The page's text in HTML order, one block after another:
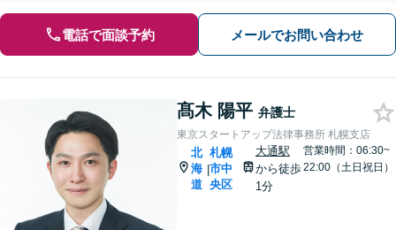
電話で面談予約 メールでお問い合わせ
髙木 陽平 弁護士
東京スタートアップ法律事務所 札幌支店
北
海
道
|
札幌
市中
央区
大通駅
から徒歩
1分
営業時間：06:30~
22:00（土日祝日）